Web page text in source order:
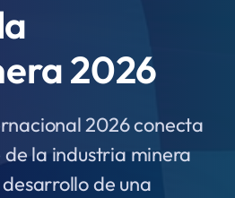
2026
2026 conecta
de la industria minera
de una